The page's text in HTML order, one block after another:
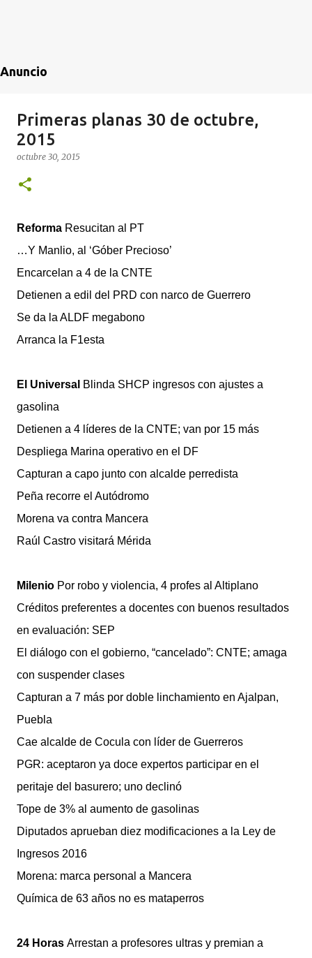
Anuncio
Primeras planas 30 de octubre,
2015
octubre 30, 2015
Reforma Resucitan al PT
…Y Manlio, al ‘Góber Precioso’
Encarcelan a 4 de la CNTE
Detienen a edil del PRD con narco de Guerrero
Se da la ALDF megabono
Arranca la F1esta
El Universal Blinda SHCP ingresos con ajustes a
gasolina
Detienen a 4 líderes de la CNTE; van por 15 más
Despliega Marina operativo en el DF
Capturan a capo junto con alcalde perredista
Peña recorre el Autódromo
Morena va contra Mancera
Raúl Castro visitará Mérida
Milenio Por robo y violencia, 4 profes al Altiplano
Créditos preferentes a docentes con buenos resultados
en evaluación: SEP
El diálogo con el gobierno, “cancelado”: CNTE; amaga
con suspender clases
Capturan a 7 más por doble linchamiento en Ajalpan,
Puebla
Cae alcalde de Cocula con líder de Guerreros
PGR: aceptaron ya doce expertos participar en el
peritaje del basurero; uno declinó
Tope de 3% al aumento de gasolinas
Diputados aprueban diez modificaciones a la Ley de
Ingresos 2016
Morena: marca personal a Mancera
Química de 63 años no es mataperros
24 Horas Arrestan a profesores ultras y premian a